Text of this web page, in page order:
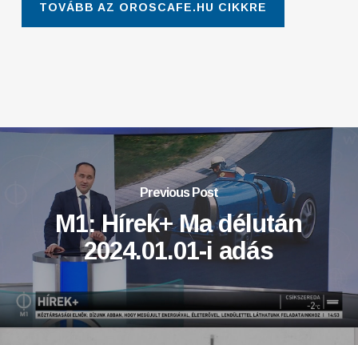
TOVÁBB AZ OROSCAFE.HU CIKKRE
Previous Post
M1: Hírek+ Ma délután
2024.01.01-i adás